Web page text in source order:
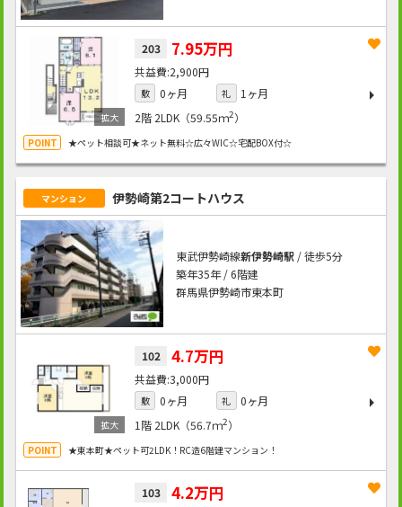
203 7.95万円
2,900円
敷 0ヶ月 礼
1ヶ月
2階 2LDK（59.55ｍ2）
★ペット相談可★ネット無料☆広々WIC☆宅配BOX付☆
マンション 伊勢崎第2コートハウス
東武伊勢崎線新伊勢崎駅/ 徒歩5分
築年35年 / 6階建
群馬県伊勢崎市東本町
102 4.7万円
3,000円
敷 0ヶ月 礼
0ヶ月
1階 2LDK（56.7ｍ2）
★東本町★ペット可2LDK！RC造6階建マンション！
103 4.2万円